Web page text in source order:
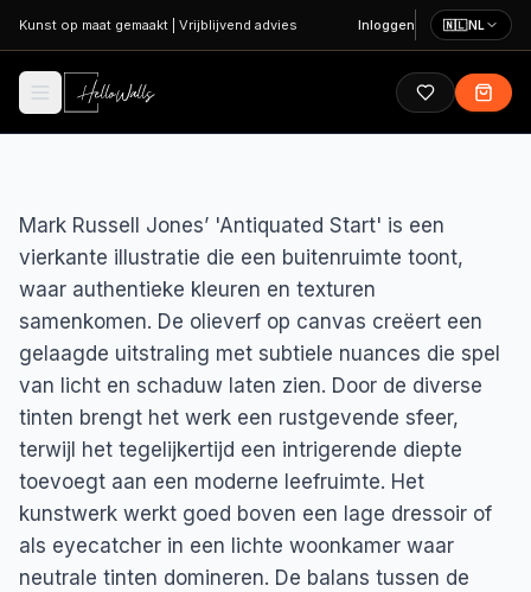
Ga naar hoofdinhoud
Kunst op maat gemaakt Vrijblijvend advies Inloggen 🇳🇱NL
Mark Russell Jones’ 'Antiquated Start' is een
vierkante illustratie die een buitenruimte toont,
waar authentieke kleuren en texturen
samenkomen. De olieverf op canvas creëert een
gelaagde uitstraling met subtiele nuances die spel
van licht en schaduw laten zien. Door de diverse
tinten brengt het werk een rustgevende sfeer,
terwijl het tegelijkertijd een intrigerende diepte
toevoegt aan een moderne leefruimte. Het
kunstwerk werkt goed boven een lage dressoir of
als eyecatcher in een lichte woonkamer waar
neutrale tinten domineren. De balans tussen de